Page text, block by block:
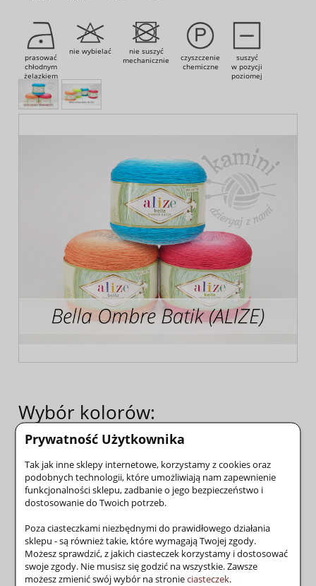
Prywatność Użytkownika
Tak jak inne sklepy internetowe, korzystamy z cookies oraz
podobnych technologii, które umożliwiają nam zapewnienie
funkcjonalności sklepu, zadbanie o jego bezpieczeństwo i
dostosowanie do Twoich potrzeb.
Poza ciasteczkami niezbędnymi do prawidłowego działania
sklepu - są również takie, które wymagają Twojej zgody.
Możesz sprawdzić, z jakich ciasteczek korzystamy i dostosować
swoje zgody. Nie musisz się godzić na wszystkie. Zawsze
możesz zmienić swój wybór na stronieciasteczek.
prasować
chłodnym
żelazkiem
nie wybielać
nie suszyć
mechanicznie
czyszczenie
chemiczne
suszyć
w pozycji
poziomej
Wybór kolorów:
Włóczka Bella Ombre Batik 7407 niebieski